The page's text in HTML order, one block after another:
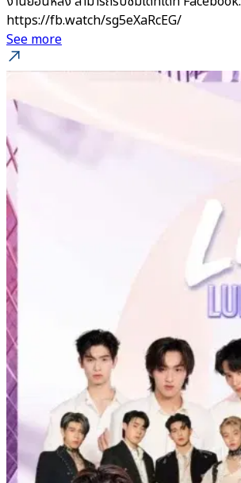
https://fb.watch/sg5eXaRcEG/
See more